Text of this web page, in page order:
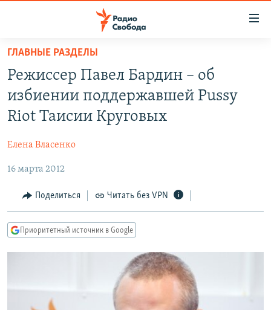
упрощенного
доступа
Вернуться
основному
Вернутся
навигации
Вернутся
поиску
ПОДКАСТЫ
АВТОРСКИЕ ПРОЕКТЫ
МНЕНИЯ
КУЛЬТУРА
IDEL.РЕАЛИИ
СЕВЕР.РЕАЛИИ
РАСПИСАНИЕ ВЕЩАНИЯ
ПОДПИШИТЕСЬ НА РАССЫЛКУ
ГЛАВНЫЕ РАЗДЕЛЫ
Режиссер Павел Бардин – об
избиении поддержавшей Pussy
Riot Таисии Круговых
Елена Власенко
16 марта 2012
Поделиться Читать без VPN
Приоритетный источник в Google